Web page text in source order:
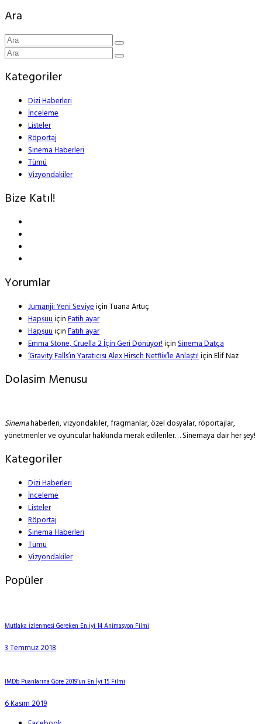
Ara
Kategoriler
Dizi Haberleri
İnceleme
Listeler
Röportaj
Sinema Haberleri
Tümü
Vizyondakiler
Bize Katıl!
Yorumlar
Jumanji: Yeni SeviyeiçinTuana Artuç
HapşuuiçinFatih ayar
HapşuuiçinFatih ayar
Emma Stone, Cruella 2 İçin Geri Dönüyor!içinSinema Datça
‘Gravity Falls’ın Yaratıcısı Alex Hirsch Netflix’le Anlaştı!içinElif Naz
Dolasim Menusu
Sinemahaberleri, vizyondakiler, fragmanlar, özel dosyalar, röportajlar,
yönetmenler ve oyuncular hakkında merak edilenler… Sinemaya dair her şey!
Kategoriler
Dizi Haberleri
İnceleme
Listeler
Röportaj
Sinema Haberleri
Tümü
Vizyondakiler
Popüler
Mutlaka İzlenmesi Gereken En İyi 14 Animasyon Filmi
3 Temmuz 2018
IMDb Puanlarına Göre 2019’un En İyi 15 Filmi
6 Kasım 2019